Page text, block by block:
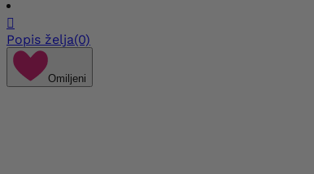

Popis želja(0)
Omiljeni